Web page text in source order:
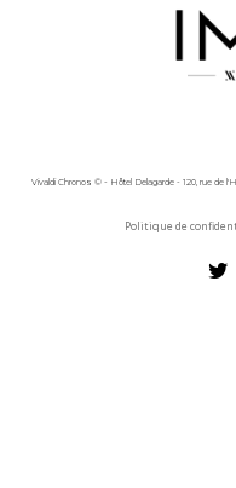
Vivaldi Chronos © - Hôtel Delagarde - 120, rue de
Politique de